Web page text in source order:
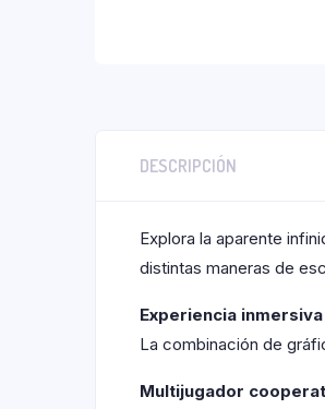
DESCRIPCIÓN
Explora la aparente
distintas maneras de
Experiencia inmersiva
La combinación de
Multijugador